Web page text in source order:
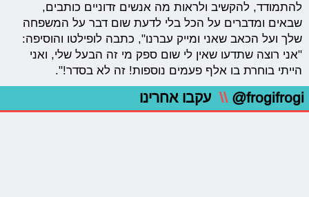
להתמודד, להקשיב ולראות מה אנשים זדוניים כותבים,
שבאים ומדברים על הכל בלי לדעת שום דבר על המשפחה
שלך ועל הכאב שאני ומייק עברנו", כתבה לופילטו והוסיפה:
"אני רוצה שתדעו שאין לי שום ספק מי זה הבעל שלי, ואני
הייתי בוחרת בו אלף פעמים נוספות! זה לא בסדר!".
@frogifrogi
\\ עקבו אחרינו